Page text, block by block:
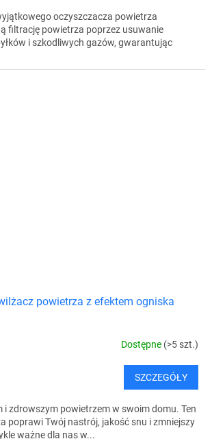
oczyszczacza powietrza
filtrację powietrza poprzez usuwanie
i szkodliwych gazów, gwarantując
powietrza z efektem ogniska
Dostępne (>5 szt.)
SZCZEGÓŁY
i zdrowszym powietrzem w swoim domu. Ten
poprawi Twój nastrój, jakość snu i zmniejszy
ważne dla nas w...